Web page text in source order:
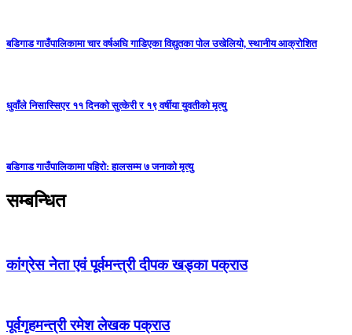
बडिगाड गाउँपालिकामा चार वर्षअघि गाडिएका विद्युतका पोल उखेलियो, स्थानीय आक्रोशित
धुवाँले निसास्सिएर ११ दिनको सुत्केरी र १९ वर्षीया युवतीको मृत्यु
बडिगाड गाउँपालिकामा पहिरो: हालसम्म ७ जनाको मृत्यु
सम्बन्धित
कांग्रेस नेता एवं पूर्वमन्त्री दीपक खड्का पक्राउ
पूर्वगृहमन्त्री रमेश लेखक पक्राउ